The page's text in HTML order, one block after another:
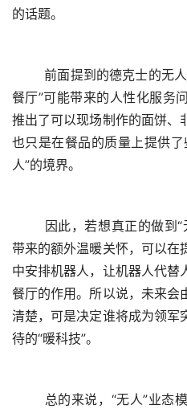
的话题。
	前面提到的德克士的无人餐厅，据悉其为了弥补“无人
餐厅”可能带来的人性化服务
推出了可以现场制作的面饼、
也只是在餐品的质量上提供
人”的境界。
带来的额外温暖关怀，可以在
中安排机器人，让机器人代替
餐厅的作用。所以说，未来会
清楚，可是决定谁将成为领军
待的“暖科技”。